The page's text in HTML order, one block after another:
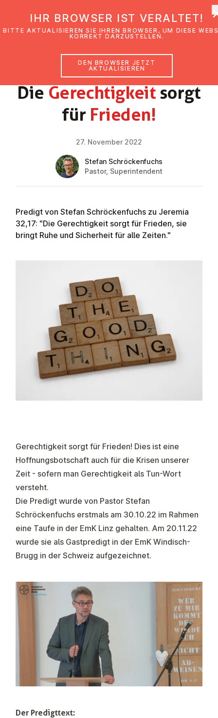
DieGe­rech­tig­keitsorgt
für Frieden!
GLAUBENSIMPULS
27. November 2022
Stefan Schröckenfuchs
Pastor, Superintendent
Predigt von Stefan Schröckenfuchs zu Jeremia
32,17: "Die Gerechtigkeit sorgt für Frieden, sie
bringt Ruhe und Sicherheit für alle Zeiten."
Gerechtigkeit sorgt für Frieden! Dies ist eine
Hoffnungsbotschaft auch für die Krisen unserer
Zeit - sofern man Gerechtigkeit als Tun-Wort
versteht.
Die Predigt wurde von Pastor Stefan
Schröckenfuchs erstmals am 30.10.22 im Rahmen
eine Taufe in der EmK Linz gehalten. Am 20.11.22
wurde sie als Gastpredigt in der EmK Windisch-
Brugg in der Schweiz aufgezeichnet.
Der Predigttext:
IHR BROWSER IST VERALTET!
BITTE AKTUALISIEREN SIE IHREN BROWSER, UM DIESE
KORREKT DARZUSTELLEN.
DEN BROWSER JETZT
AKTUALISIEREN